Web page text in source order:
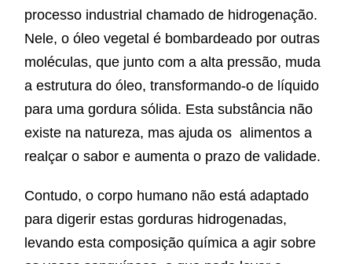
processo industrial chamado de hidrogenação.
Nele, o óleo vegetal é bombardeado por outras
moléculas, que junto com a alta pressão, muda
a estrutura do óleo, transformando-o de líquido
para uma gordura sólida. Esta substância não
existe na natureza, mas ajuda os alimentos a
realçar o sabor e aumenta o prazo de validade.
Contudo, o corpo humano não está adaptado
para digerir estas gorduras hidrogenadas,
levando esta composição química a agir sobre